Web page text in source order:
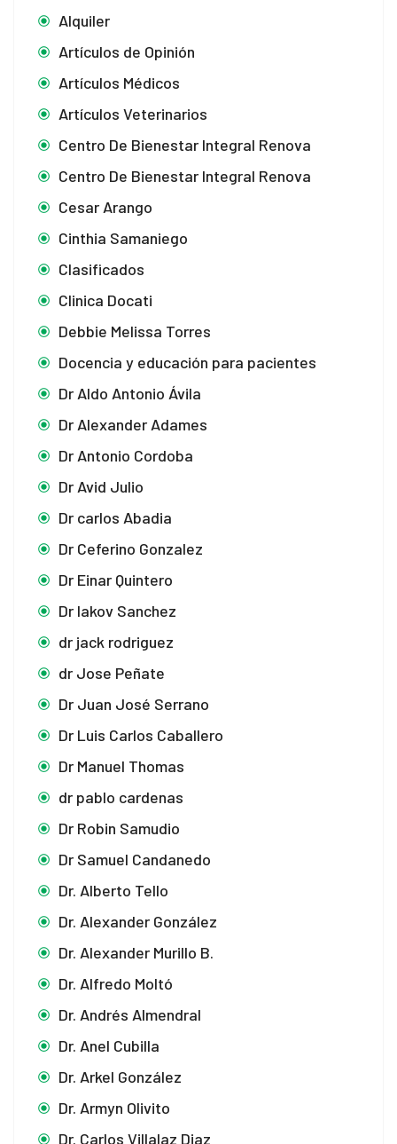
Alquiler
Artículos de Opinión
Artículos Médicos
Artículos Veterinarios
Centro De Bienestar Integral Renova
Centro De Bienestar Integral Renova
Cesar Arango
Cinthia Samaniego
Clasificados
Clinica Docati
Debbie Melissa Torres
Docencia y educación para pacientes
Dr Aldo Antonio Ávila
Dr Alexander Adames
Dr Antonio Cordoba
Dr Avid Julio
Dr carlos Abadia
Dr Ceferino Gonzalez
Dr Einar Quintero
Dr Iakov Sanchez
dr jack rodriguez
dr Jose Peñate
Dr Juan José Serrano
Dr Luis Carlos Caballero
Dr Manuel Thomas
dr pablo cardenas
Dr Robin Samudio
Dr Samuel Candanedo
Dr. Alberto Tello
Dr. Alexander González
Dr. Alexander Murillo B.
Dr. Alfredo Moltó
Dr. Andrés Almendral
Dr. Anel Cubilla
Dr. Arkel González
Dr. Armyn Olivito
Dr. Carlos Villalaz Diaz